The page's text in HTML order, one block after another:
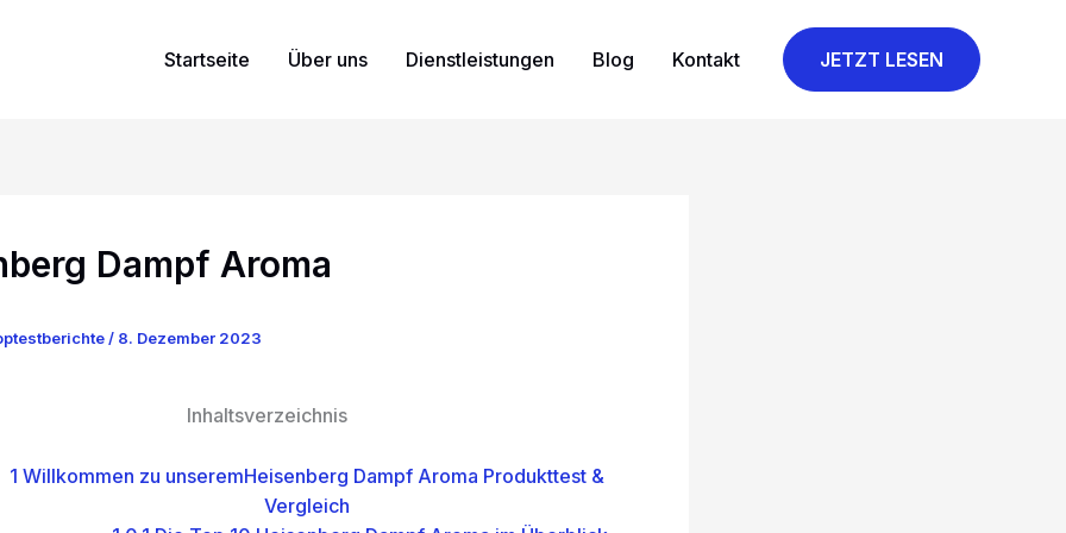
Startseite Über uns Dienstleistungen Blog Kontakt JETZT LESEN
Dampf Aroma
/ 8. Dezember 2023
Inhaltsverzeichnis
1 Willkommen zu unseremHeisenberg Dampf Aroma Produkttest &
Vergleich